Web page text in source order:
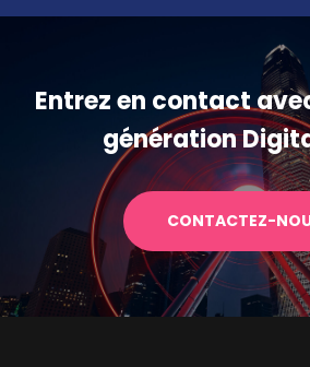
Entrez en contact
génération
CONTACTEZ-